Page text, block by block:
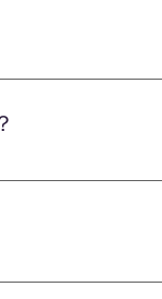
性を最大限に伸
合格後も、教
全ての授業を
りやすさ、生徒
研修、授業環
人のお子様に
します。 苦手
プを実現しま
受けるために
が、 アプリの
習できるのが
りません。 ス